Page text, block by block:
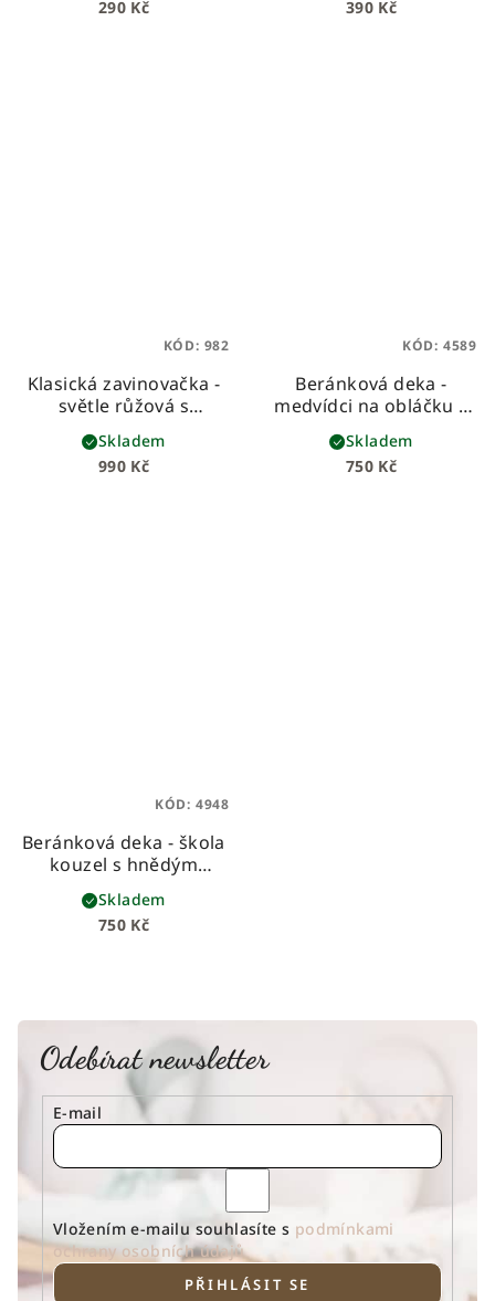
290 Kč 390 Kč
Klasická zavinovačka -
světle růžová s
medvídky
990 Kč
Skladem
KÓD: 982
Beránková deka -
medvídci na obláčku s
bílým beránkem
beránková deka z
prémiové bavlny a
750 Kč
Skladem
KÓD: 4589
Beránková deka - škola
kouzel s hnědým
beránkem
beránková deka z
prémiové bavlny a
750 Kč
Skladem
KÓD: 4948
Odebírat newsletter
E-mail
Vložením e-mailu souhlasíte s podmínkami
ochrany osobních údajů
PŘIHLÁSIT SE